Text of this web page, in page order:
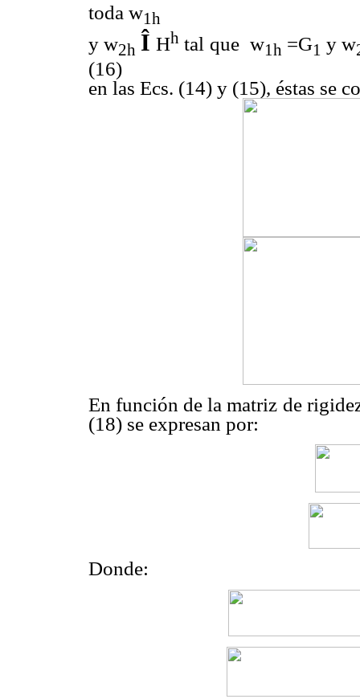
toda w1h
y w2h Î Hh tal que w1h =G1 y w
(16)
en las Ecs. (14) y (15), éstas se
En función de la matriz de
(18) se expresan por:
Donde: